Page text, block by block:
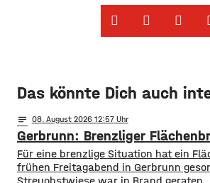
Das könnte Dich auch
notes 08. August 2026 12:57
Gerbrunn: Brenzliger
Für eine brenzlige Situation hat ein
frühen Freitagabend in Gerbrunn